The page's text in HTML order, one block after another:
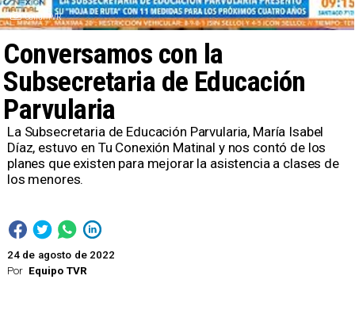
Canal TVR
Por Equipo TVR
Conversamos con la
Subsecretaria de Educación
Parvularia
24 de agosto de 2022
La Subsecretaria de Educación Parvularia, María Isabel
Díaz, estuvo en Tu Conexión Matinal y nos contó de los
planes que existen para mejorar la asistencia a clases de
los menores.